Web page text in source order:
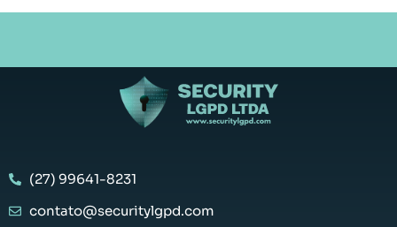
(27) 99641-8231
contato@securitylgpd.com